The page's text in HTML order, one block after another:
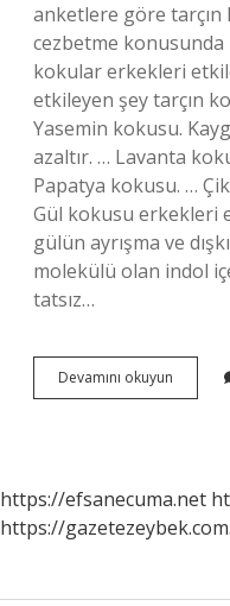
anketlere göre
cezbetme konusunda
kokular erkekleri
etkileyen şey tarçın
Yasemin kokusu.
azaltır. … Lavanta
Papatya kokusu. …
Gül kokusu erkekleri
gülün ayrışma ve
molekülü olan indol
tatsız…
Devamını okuyun Erkekler
Çiçek
https://efsanecuma.net
https://